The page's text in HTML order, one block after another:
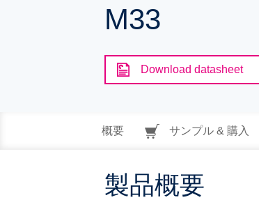
M33
Download datasheet
概要 サンプル & 購入
製品概要